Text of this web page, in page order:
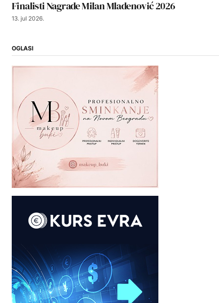
Finalisti Nagrade Milan Mladenović 2026
13. jul 2026.
OGLASI